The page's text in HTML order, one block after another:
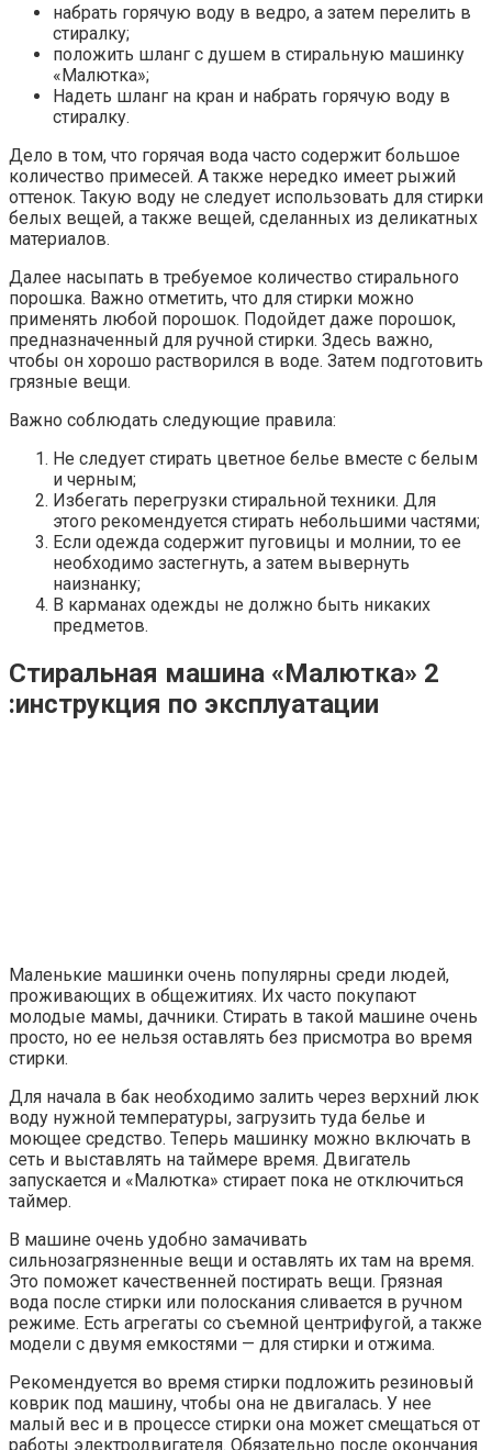
набрать горячую воду в ведро, а затем перелить в
стиралку;
положить шланг с душем в стиральную машинку
«Малютка»;
Надеть шланг на кран и набрать горячую воду в
стиралку.
Дело в том, что горячая вода часто содержит большое
количество примесей. А также нередко имеет рыжий
оттенок. Такую воду не следует использовать для стирки
белых вещей, а также вещей, сделанных из деликатных
материалов.
Далее насыпать в требуемое количество стирального
порошка. Важно отметить, что для стирки можно
применять любой порошок. Подойдет даже порошок,
предназначенный для ручной стирки. Здесь важно,
чтобы он хорошо растворился в воде. Затем подготовить
грязные вещи.
Важно соблюдать следующие правила:
Не следует стирать цветное белье вместе с белым
и черным;
Избегать перегрузки стиральной техники. Для
этого рекомендуется стирать небольшими частями;
Если одежда содержит пуговицы и молнии, то ее
необходимо застегнуть, а затем вывернуть
наизнанку;
В карманах одежды не должно быть никаких
предметов.
Стиральная машина «Малютка» 2
:инструкция по эксплуатации
Маленькие машинки очень популярны среди людей,
проживающих в общежитиях. Их часто покупают
молодые мамы, дачники. Стирать в такой машине очень
просто, но ее нельзя оставлять без присмотра во время
стирки.
Для начала в бак необходимо залить через верхний люк
воду нужной температуры, загрузить туда белье и
моющее средство. Теперь машинку можно включать в
сеть и выставлять на таймере время. Двигатель
запускается и «Малютка» стирает пока не отключиться
таймер.
В машине очень удобно замачивать
сильнозагрязненные вещи и оставлять их там на время.
Это поможет качественней постирать вещи. Грязная
вода после стирки или полоскания сливается в ручном
режиме. Есть агрегаты со съемной центрифугой, а также
модели с двумя емкостями — для стирки и отжима.
Рекомендуется во время стирки подложить резиновый
коврик под машину, чтобы она не двигалась. У нее
малый вес и в процессе стирки она может смещаться от
работы электродвигателя. Обязательно после окончания